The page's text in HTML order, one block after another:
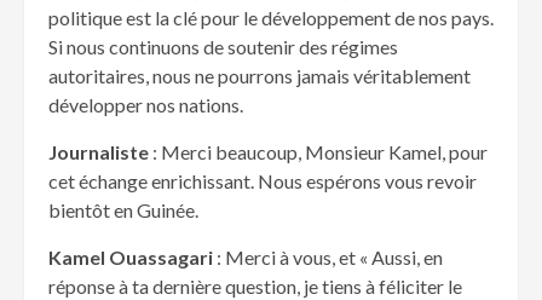
politique est la clé pour le développement de nos pays.
Si nous continuons de soutenir des régimes
autoritaires, nous ne pourrons jamais véritablement
développer nos nations.
Journaliste : Merci beaucoup, Monsieur Kamel, pour
cet échange enrichissant. Nous espérons vous revoir
bientôt en Guinée.
Kamel Ouassagari : Merci à vous, et « Aussi, en
réponse à ta dernière question, je tiens à féliciter le